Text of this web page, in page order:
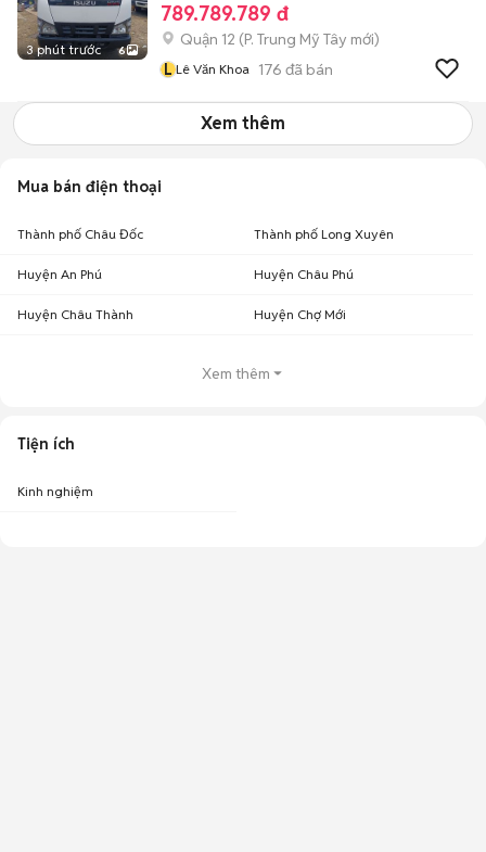
3 phút trước 6
789.789.789 đ
Quận 12 (P. Trung Mỹ Tây mới)
L Lê Văn Khoa 176 đã bán
Xem thêm
Mua bán điện thoại
Thành phố Châu Đốc Thành phố Long Xuyên
Huyện An Phú Huyện Châu Phú
Huyện Châu Thành Huyện Chợ Mới
Xem thêm
Tiện ích
Kinh nghiệm